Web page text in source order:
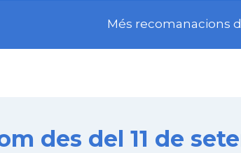
Més recomanacions
des del 11 de